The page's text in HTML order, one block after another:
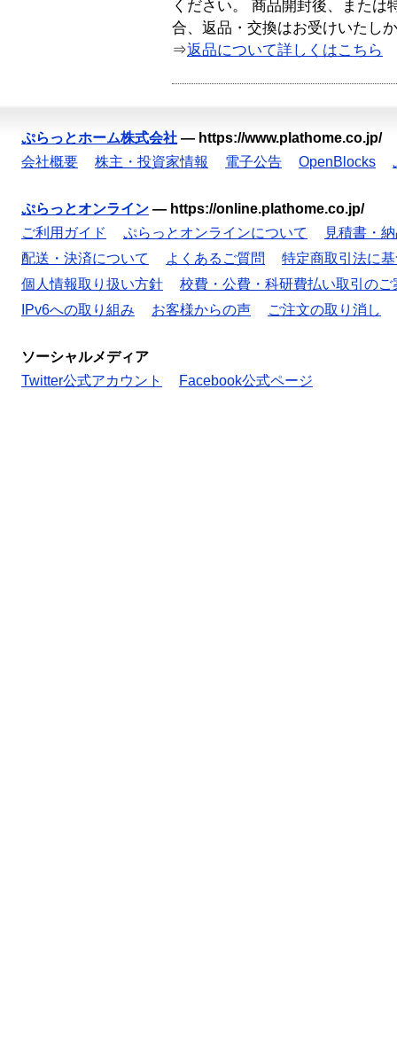
ください。 商品開封後、または
合、返品・交換はお受けいたし
⇒返品について詳しくはこちら
ぷらっとホーム株式会社 — https://www.plathome.co.jp/
会社概要
株主・投資家情報 電子公告 OpenBlocks
ぷらっとオンライン — https://online.plathome.co.jp/
ご利用ガイド
ぷらっとオンラインについて
見積書・
配送・決済について
よくあるご質問
特定商取引法に
個人情報取り扱い方針
校費・公費・科研費払い取引のご
IPv6への取り組み
お客様からの声 ご注文の取り消し
ソーシャルメディア
Twitter公式アカウント
Facebook公式ページ